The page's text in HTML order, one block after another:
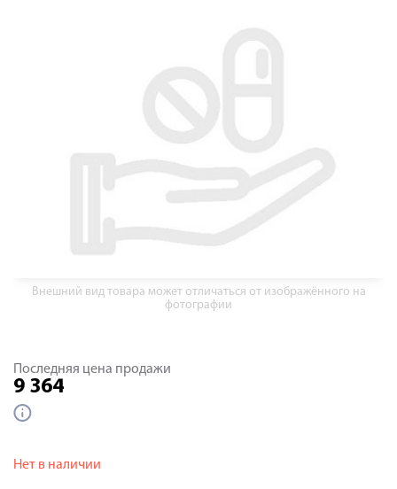
Внешний вид товара может отличаться от изображённого на
фотографии
Последняя цена продажи
9 364
Нет в наличии